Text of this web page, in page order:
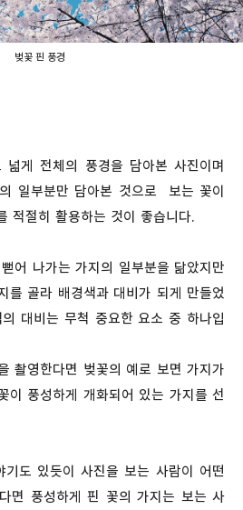
벚꽃 핀 풍경
게 전체의 풍경을 담아본 사진이며
일부분만 담아본 것으로 보는 꽃이
적절히 활용하는 것이 좋습니다.
어 나가는 가지의 일부분을 닮았지만
를 골라 배경색과 대비가 되게 만들었
대비는 무척 중요한 요소 중 하나입
촬영한다면 벚꽃의 예로 보면 가지가
이 풍성하게 개화되어 있는 가지를 선
기도 있듯이 사진을 보는 사람이 어떤
면 풍성하게 핀 꽃의 가지는 보는 사